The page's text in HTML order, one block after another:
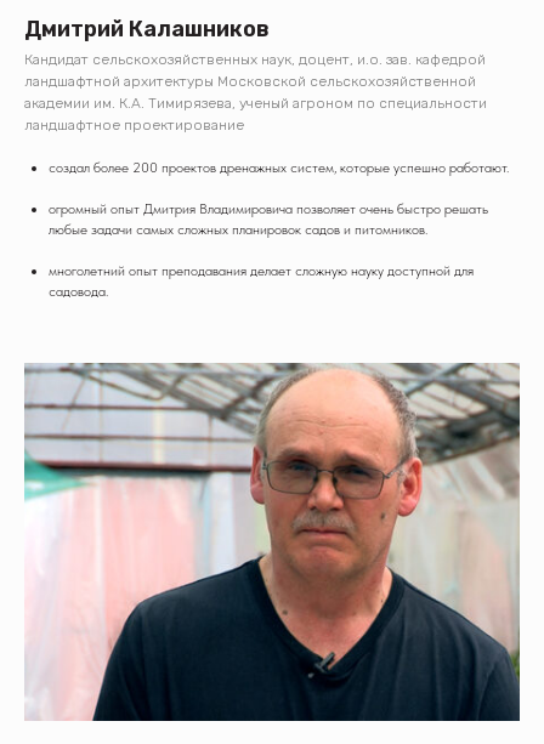
Дмитрий Калашников
Кандидат сельскохозяйственных наук, доцент, и.о. зав. кафедрой
ландшафтной архитектуры Московской сельскохозяйственной
академии им. К.А. Тимирязева, ученый агроном по специальности
ландшафтное проектирование
создал более 200 проектов дренажных систем, которые успешно работают.
огромный опыт Дмитрия Владимировича позволяет очень быстро решать
любые задачи самых сложных планировок садов и питомников.
многолетний опыт преподавания делает сложную науку доступной для
садовода.